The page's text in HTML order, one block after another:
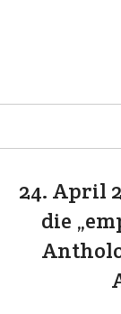
24. April
die